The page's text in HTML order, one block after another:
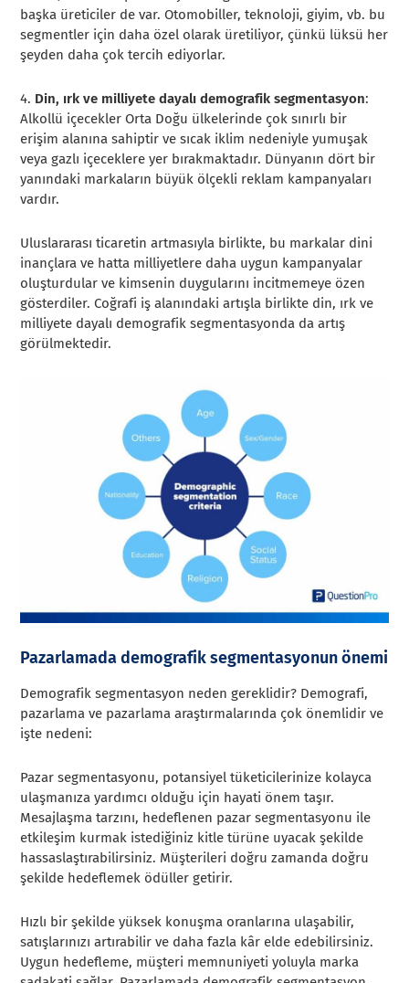
başka üreticiler de var. Otomobiller, teknoloji, giyim, vb. bu
segmentler için daha özel olarak üretiliyor, çünkü lüksü her
şeyden daha çok tercih ediyorlar.
4. Din, ırk ve milliyete dayalı demografik segmentasyon:
Alkollü içecekler Orta Doğu ülkelerinde çok sınırlı bir
erişim alanına sahiptir ve sıcak iklim nedeniyle yumuşak
veya gazlı içeceklere yer bırakmaktadır. Dünyanın dört bir
yanındaki markaların büyük ölçekli reklam kampanyaları
vardır.
Uluslararası ticaretin artmasıyla birlikte, bu markalar dini
inançlara ve hatta milliyetlere daha uygun kampanyalar
oluşturdular ve kimsenin duygularını incitmemeye özen
gösterdiler. Coğrafi iş alanındaki artışla birlikte din, ırk ve
milliyete dayalı demografik segmentasyonda da artış
görülmektedir.
Pazarlamada demografik segmentasyonun önemi
Demografik segmentasyon neden gereklidir? Demografi,
pazarlama ve pazarlama araştırmalarında çok önemlidir ve
işte nedeni:
Pazar segmentasyonu, potansiyel tüketicilerinize kolayca
ulaşmanıza yardımcı olduğu için hayati önem taşır.
Mesajlaşma tarzını, hedeflenen pazar segmentasyonu ile
etkileşim kurmak istediğiniz kitle türüne uyacak şekilde
hassaslaştırabilirsiniz. Müşterileri doğru zamanda doğru
şekilde hedeflemek ödüller getirir.
Hızlı bir şekilde yüksek konuşma oranlarına ulaşabilir,
satışlarınızı artırabilir ve daha fazla kâr elde edebilirsiniz.
Uygun hedefleme, müşteri memnuniyeti yoluyla marka